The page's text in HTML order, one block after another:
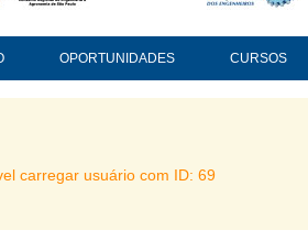
OPORTUNIDADES CURSOS
carregar usuário com ID: 69